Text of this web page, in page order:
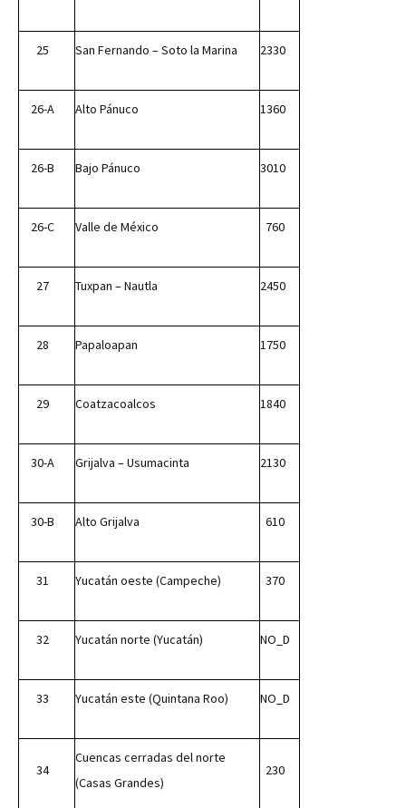
25 San Fernando – Soto la Marina 2330
26-A Alto Pánuco 1360
26-B Bajo Pánuco 3010
26-C Valle de México 760
27 Tuxpan – Nautla 2450
28 Papaloapan 1750
29 Coatzacoalcos 1840
30-A Grijalva – Usumacinta 2130
30-B Alto Grijalva 610
31 Yucatán oeste (Campeche) 370
32 Yucatán norte (Yucatán) NO_D
33 Yucatán este (Quintana Roo) NO_D
34
Cuencas cerradas del norte
(Casas Grandes)
230